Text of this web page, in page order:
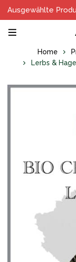
Ausgewählte
Home
Lerbs &